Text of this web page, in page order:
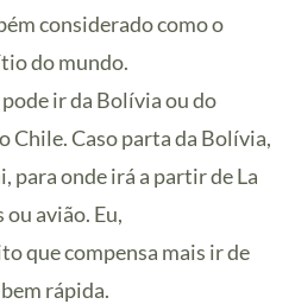
considerado como o
do mundo.
ir da Bolívia ou do
Chile. Caso parta da Bolívia,
para onde irá a partir de La
ou avião. Eu,
que compensa mais ir de
rápida.